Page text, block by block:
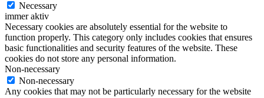
Necessary
immer aktiv
Necessary cookies are absolutely essential for the website to
function properly. This category only includes cookies that ensures
basic functionalities and security features of the website. These
cookies do not store any personal information.
Non-necessary
Non-necessary
Any cookies that may not be particularly necessary for the website